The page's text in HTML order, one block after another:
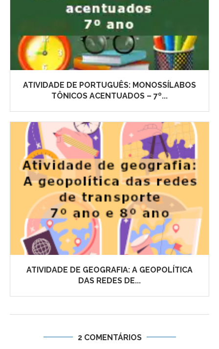
ATIVIDADE DE PORTUGUÊS: MONOSSÍLABOS
TÔNICOS ACENTUADOS – 7º...
ATIVIDADE DE GEOGRAFIA: A GEOPOLÍTICA
DAS REDES DE...
2 COMENTÁRIOS